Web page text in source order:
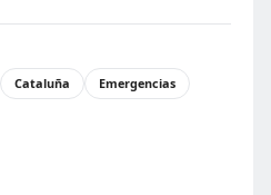
Cataluña
Emergencias